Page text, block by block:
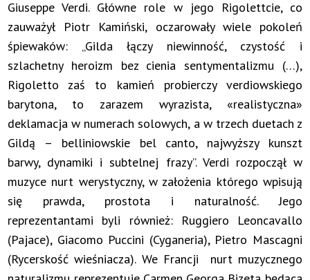
Giuseppe Verdi. Główne role w jego Rigolettcie, co
zauważył Piotr Kamiński, oczarowały wiele pokoleń
śpiewaków: „Gilda łączy niewinność, czystość i
szlachetny heroizm bez cienia sentymentalizmu (…),
Rigoletto zaś to kamień probierczy verdiowskiego
barytona, to zarazem wyrazista, «realistyczna»
deklamacja w numerach solowych, a w trzech duetach z
Gildą – belliniowskie bel canto, najwyższy kunszt
barwy, dynamiki i subtelnej frazy”. Verdi rozpoczął w
muzyce nurt werystyczny, w założenia którego wpisują
się prawda, prostota i naturalność. Jego
reprezentantami byli również: Ruggiero Leoncavallo
(Pajace), Giacomo Puccini (Cyganeria), Pietro Mascagni
(Rycerskość wieśniacza). We Francji nurt muzycznego